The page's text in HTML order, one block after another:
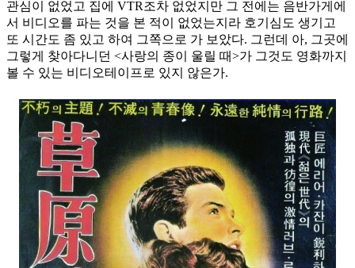
관심이 없었고 집에 VTR조차 없었지만 그 전에는 음반가게에
서 비디오를 파는 것을 본 적이 없었는지라 호기심도 생기고
또 시간도 좀 있고 하여 그쪽으로 가 보았다. 그런데 아, 그곳에
그렇게 찾아다니던 <사랑의 종이 울릴 때>가 그것도 영화까지
볼 수 있는 비디오테이프로 있지 않은가.